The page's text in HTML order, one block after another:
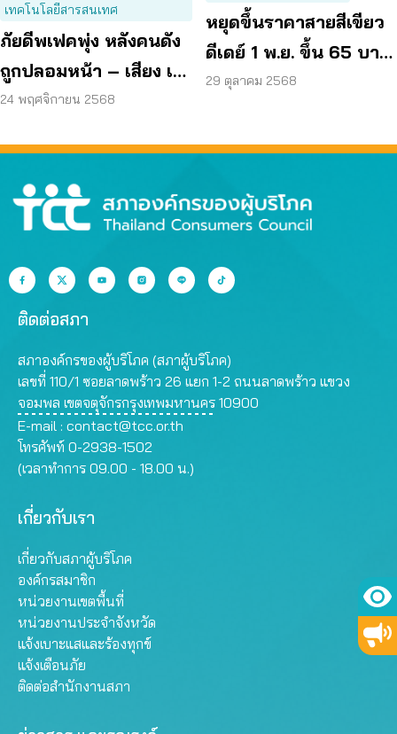
เทคโนโลยีสารสนเทศ
ภัยดีพเฟคพุ่ง หลังคนดัง
ถูกปลอมหน้า – เสียง เอ
ไอใช้หลอกเต็มรูปแบบ
24 พฤศจิกายน 2568
หยุดขึ้นราคาสายสีเขียว
ดีเดย์ 1 พ.ย. ขึ้น 65 บาท
คน กทม. แบกค่า
29 ตุลาคม 2568
ติดต่อสภา
สภาองค์กรของผู้บริโภค (สภาผู้บริโภค)
เลขที่ 110/1 ซอยลาดพร้าว 26 แยก 1-2 ถนนลาดพร้าว แขวง
จอมพล เขตจตุจักรกรุงเทพมหานคร 10900
E-mail : contact@tcc.or.th
โทรศัพท์ 0-2938-1502
(เวลาทำการ 09.00 - 18.00 น.)
เกี่ยวกับเรา
เกี่ยวกับสภาผู้บริโภค
องค์กรสมาชิก
หน่วยงานเขตพื้นที่
หน่วยงานประจำจังหวัด
แจ้งเบาะแสและร้องทุกข์
แจ้งเตือนภัย
ติดต่อสำนักงานสภา